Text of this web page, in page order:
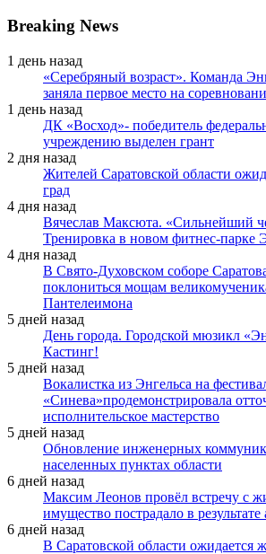
Breaking News
1 день назад
«Серебряный возраст». Команда
заняла первое место на
1 день назад
ДК «Восход»- победитель
учреждению выделен грант
2 дня назад
Жителей Саратовской области
град
4 дня назад
Вячеслав Максюта. «Сильнейший
Тренировка в новом фитнес-парке
4 дня назад
В Свято-Духовском соборе
поклониться мощам
Пантелеимона
5 дней назад
День города. Городской мюзикл
Кастинг!
5 дней назад
Вокалистка из Энгельса на
«Синева»продемонстрировала
исполнительское мастерство
5 дней назад
Обновление инженерных
населенных пунктах области
6 дней назад
Максим Леонов провёл встречу с
имущество пострадало в
6 дней назад
В Саратовской области ожидается